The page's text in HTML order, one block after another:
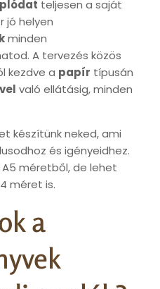
teljesen a saját
jó helyen
minden
A tervezés közös
kezdve a papír típusán
való ellátásig, minden
készítünk neked, ami
és igényeidhez.
méretből, de lehet
méret is.
a